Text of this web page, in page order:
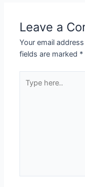
Leave a
Your email
fields are marked *